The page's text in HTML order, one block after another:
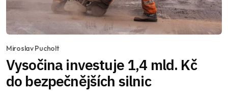
Miroslav Pucholt
Vysočina investuje 1,4 mld. Kč
do bezpečnějších silnic